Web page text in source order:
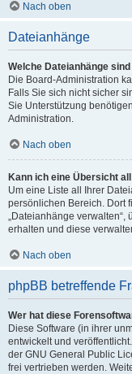
Nach oben
Dateianhänge
Welche Dateianhänge
Die Board-Administration
Falls Sie sich nicht sicher
Sie Unterstützung
Administration.
Nach oben
Kann ich eine Übersicht
Um eine Liste all Ihrer
persönlichen Bereich. Dort
„Dateianhänge
erhalten und diese
Nach oben
phpBB betreffende
Wer hat diese
Diese Software (in ihrer
entwickelt und
der GNU General Public
frei vertrieben werden.